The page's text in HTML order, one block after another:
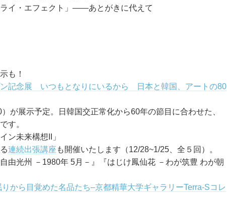
イ・エフェクト」――あとがきに代えて
も！
ン記念展 いつもとなりにいるから 日本と韓国、アートの80
が展示予定。日韓国交正常化から60年の節目に合わせた、
す。
ン未来構想II」
連続出張講座 も開催いたします（12/28~1/25、全５回）。
由光州 －1980年 5月－』『はじけ鳳仙花 －わが筑豊 わが朝
りから目覚めた名品たち–京都精華大学ギャラリーTerra-Sコレ